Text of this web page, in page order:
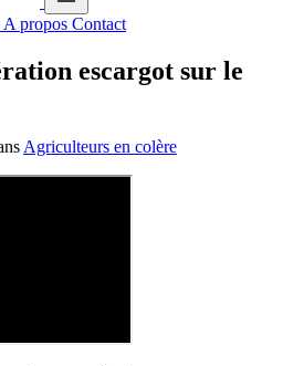
A propos Contact
escargot sur le
Agriculteurs en colère